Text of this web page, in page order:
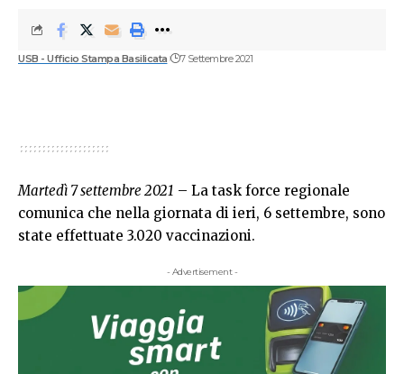
USB - Ufficio Stampa Basilicata 7 Settembre 2021
Martedì 7 settembre 2021 – La task force regionale
comunica che nella giornata di ieri, 6 settembre, sono
state effettuate 3.020 vaccinazioni.
- Advertisement -